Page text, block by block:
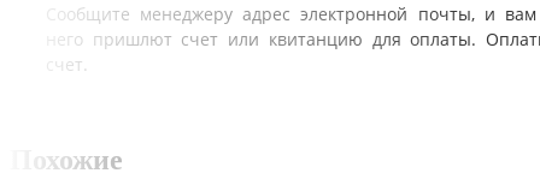
Сообщите менеджеру адрес электронной почты, и
него пришлют счет или квитанцию для оплаты.
счет.
Похожие